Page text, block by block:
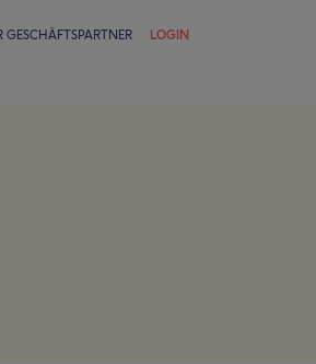
GESCHÄFTSPARTNER LOGIN